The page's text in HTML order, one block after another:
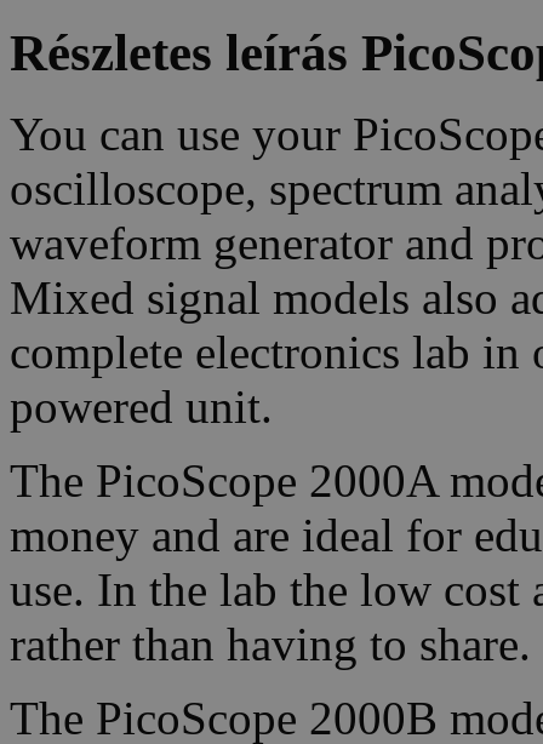
Részletes leírás
You can use your
oscilloscope, spectrum
waveform generator and
Mixed signal models also
complete electronics lab
powered unit.
The PicoScope 2000A
money and are ideal for
use. In the lab the low cost
rather than having to share.
The PicoScope 2000B